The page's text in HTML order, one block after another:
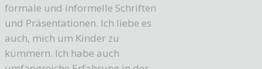
formale und informelle Schriften
und Präsentationen. Ich liebe es
auch, mich um Kinder zu
kümmern. Ich habe auch